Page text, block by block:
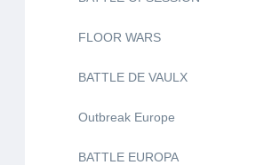
FLOOR WARS
BATTLE DE VAULX
Outbreak Europe
BATTLE EUROPA